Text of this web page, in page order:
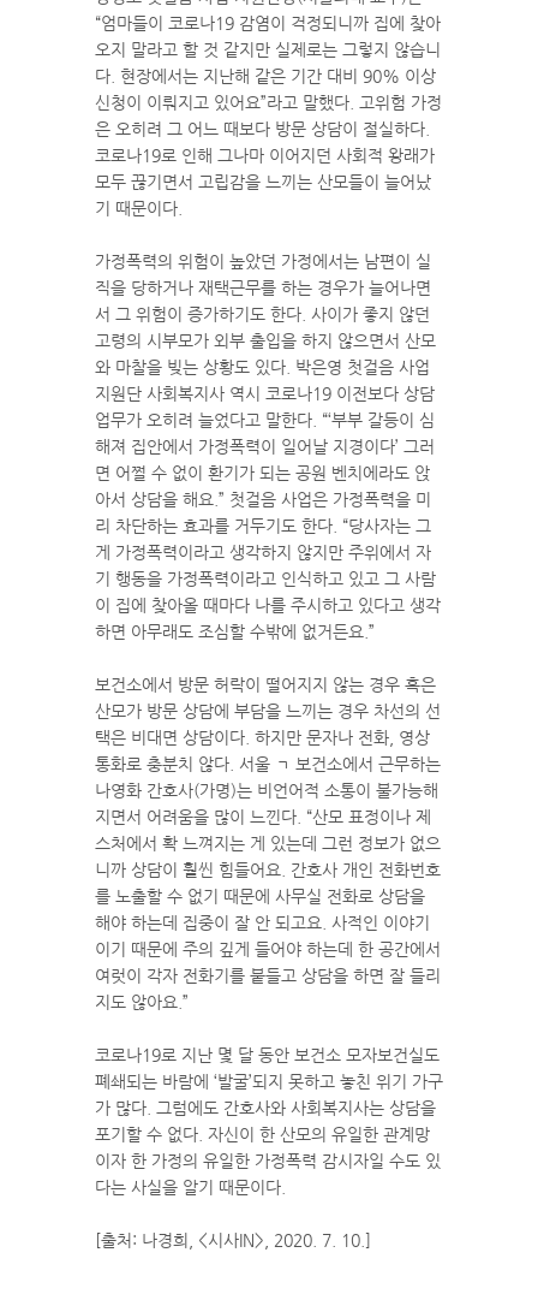
“엄마들이 코로나19 감염이 걱정되니까 집에 찾아
오지 말라고 할 것 같지만 실제로는 그렇지 않습니
다. 현장에서는 지난해 같은 기간 대비 90% 이상
신청이 이뤄지고 있어요”라고 말했다. 고위험 가정
은 오히려 그 어느 때보다 방문 상담이 절실하다.
코로나19로 인해 그나마 이어지던 사회적 왕래가
모두 끊기면서 고립감을 느끼는 산모들이 늘어났
기 때문이다.
가정폭력의 위험이 높았던 가정에서는 남편이 실
직을 당하거나 재택근무를 하는 경우가 늘어나면
서 그 위험이 증가하기도 한다. 사이가 좋지 않던
고령의 시부모가 외부 출입을 하지 않으면서 산모
와 마찰을 빚는 상황도 있다. 박은영 첫걸음 사업
지원단 사회복지사 역시 코로나19 이전보다 상담
업무가 오히려 늘었다고 말한다. “‘부부 갈등이 심
해져 집안에서 가정폭력이 일어날 지경이다’ 그러
면 어쩔 수 없이 환기가 되는 공원 벤치에라도 앉
아서 상담을 해요.” 첫걸음 사업은 가정폭력을 미
리 차단하는 효과를 거두기도 한다. “당사자는 그
게 가정폭력이라고 생각하지 않지만 주위에서 자
기 행동을 가정폭력이라고 인식하고 있고 그 사람
이 집에 찾아올 때마다 나를 주시하고 있다고 생각
하면 아무래도 조심할 수밖에 없거든요.”
보건소에서 방문 허락이 떨어지지 않는 경우 혹은
산모가 방문 상담에 부담을 느끼는 경우 차선의 선
택은 비대면 상담이다. 하지만 문자나 전화, 영상
통화로 충분치 않다. 서울 ㄱ 보건소에서 근무하는
나영화 간호사(가명)는 비언어적 소통이 불가능해
지면서 어려움을 많이 느낀다. “산모 표정이나 제
스처에서 확 느껴지는 게 있는데 그런 정보가 없으
니까 상담이 훨씬 힘들어요. 간호사 개인 전화번호
를 노출할 수 없기 때문에 사무실 전화로 상담을
해야 하는데 집중이 잘 안 되고요. 사적인 이야기
이기 때문에 주의 깊게 들어야 하는데 한 공간에서
여럿이 각자 전화기를 붙들고 상담을 하면 잘 들리
지도 않아요.”
코로나19로 지난 몇 달 동안 보건소 모자보건실도
폐쇄되는 바람에 ‘발굴’되지 못하고 놓친 위기 가구
가 많다. 그럼에도 간호사와 사회복지사는 상담을
포기할 수 없다. 자신이 한 산모의 유일한 관계망
이자 한 가정의 유일한 가정폭력 감시자일 수도 있
다는 사실을 알기 때문이다.
[출처: 나경희, <시사IN>, 2020. 7. 10.]